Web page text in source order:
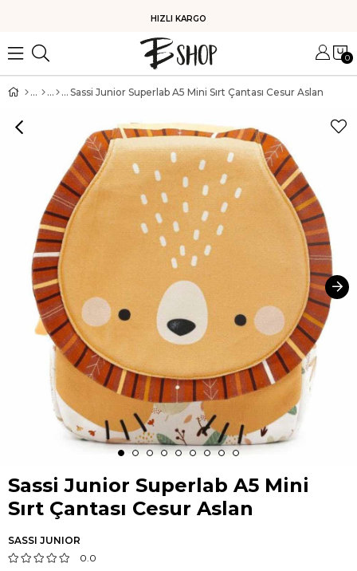
HIZLI KARGO
0
Sassi Junior Superlab A5 Mini Sırt Çantası Cesur Aslan
Sassi Junior Superlab A5 Mini
Sırt Çantası Cesur Aslan
SASSI JUNIOR
0.0